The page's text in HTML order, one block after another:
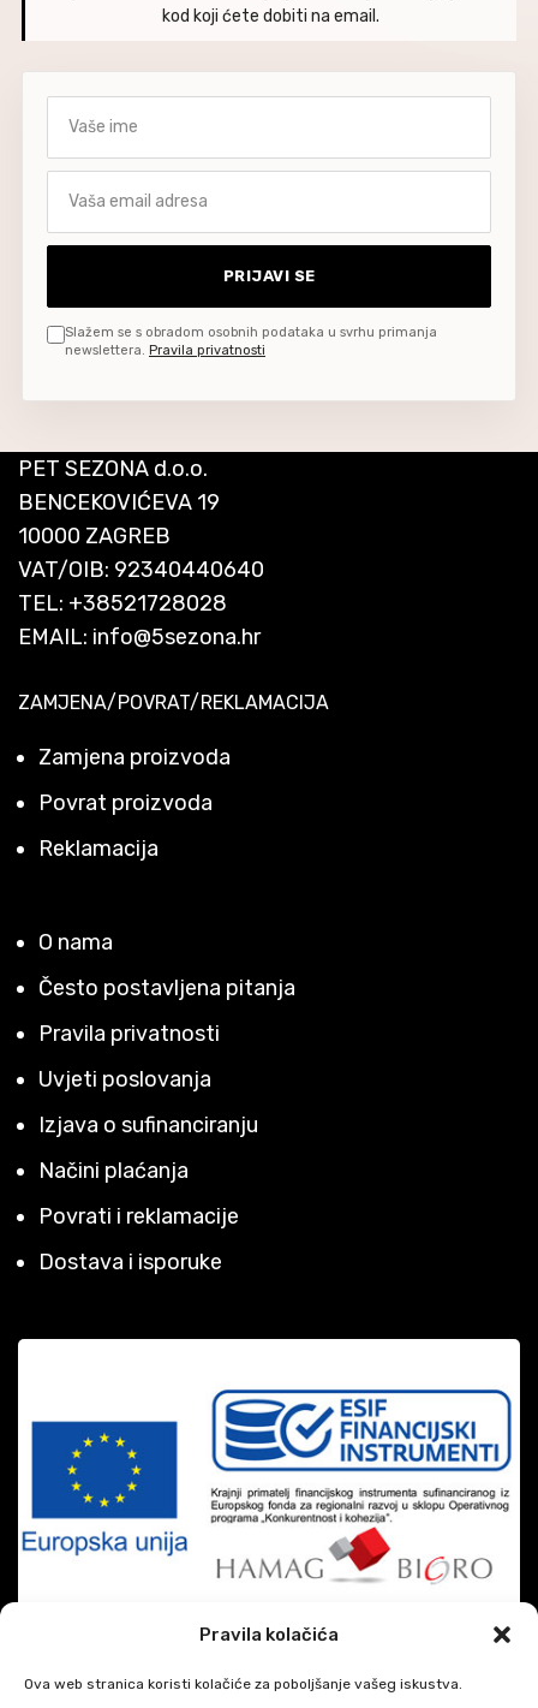
Pravila kolačića
Ova web stranica koristi kolačiće za poboljšanje vašeg iskustva.
kod koji ćete dobiti na email.
PRIJAVI SE
Slažem se s obradom osobnih podataka u svrhu primanja
newslettera. Pravila privatnosti
PET SEZONA d.o.o.
BENCEKOVIĆEVA 19
10000 ZAGREB
VAT/OIB: 92340440640
TEL: +38521728028
EMAIL: info@5sezona.hr
ZAMJENA/POVRAT/REKLAMACIJA
Zamjena proizvoda
Povrat proizvoda
Reklamacija
O nama
Često postavljena pitanja
Pravila privatnosti
Uvjeti poslovanja
Izjava o sufinanciranju
Načini plaćanja
Povrati i reklamacije
Dostava i isporuke